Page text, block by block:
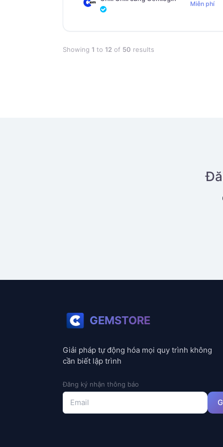
Miễn phí
Showing 1 to 12 of 50 results
GEMSTORE
Giải pháp tự động hóa mọi quy trình không
cần biết lập trình
Đăng ký nhận thông báo